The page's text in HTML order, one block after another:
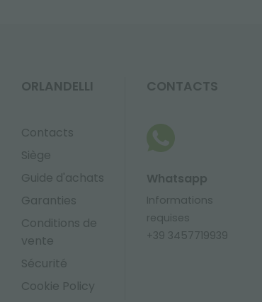
ORLANDELLI
Contacts
Siège
Guide d'achats
Garanties
Conditions de
vente
Sécurité
Cookie Policy
CONTACTS
Whatsapp
Informations
requises
+39 3457719939